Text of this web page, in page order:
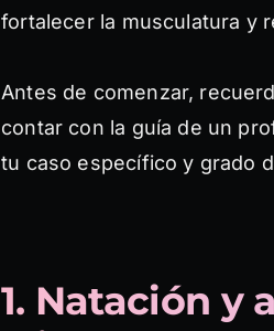
fortalecer la musculatura y
Antes de comenzar,
contar con la guía de un
tu caso específico y grado
1. Natación y